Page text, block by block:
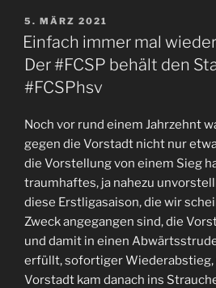
DAZKE
für
die
–
bleibt
Stadtmeister“
VERÖFFENTLICHT
AM
5. MÄRZ 2021
Einfach immer mal
Der #FCSP behält den
#FCSPhsv
Noch vor rund einem Jahrzehnt
gegen die Vorstadt nicht nur
die Vorstellung von einem Sieg
traumhaftes, ja nahezu
diese Erstligasaison, die wir
Zweck angegangen sind, die
und damit in einen
erfüllt, sofortiger Wiederabstieg,
Vorstadt kam danach ins